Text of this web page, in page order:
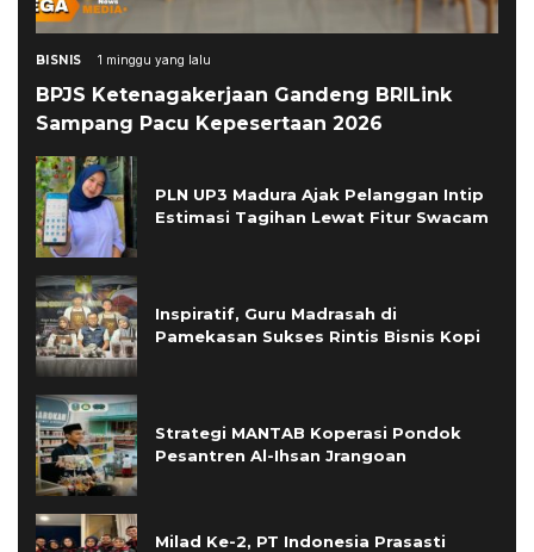
BISNIS 1 minggu yang lalu
BPJS Ketenagakerjaan Gandeng BRILink
Sampang Pacu Kepesertaan 2026
PLN UP3 Madura Ajak Pelanggan Intip
Estimasi Tagihan Lewat Fitur Swacam
Inspiratif, Guru Madrasah di
Pamekasan Sukses Rintis Bisnis Kopi
Strategi MANTAB Koperasi Pondok
Pesantren Al-Ihsan Jrangoan
Milad Ke-2, PT Indonesia Prasasti